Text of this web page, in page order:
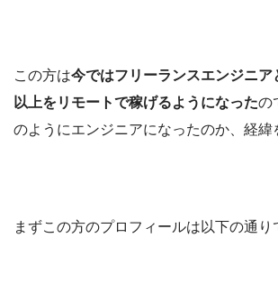
この方は今ではフリーランスエンジニア
以上をリモートで稼げるようになったの
のようにエンジニアになったのか、経緯
まずこの方のプロフィールは以下の通り